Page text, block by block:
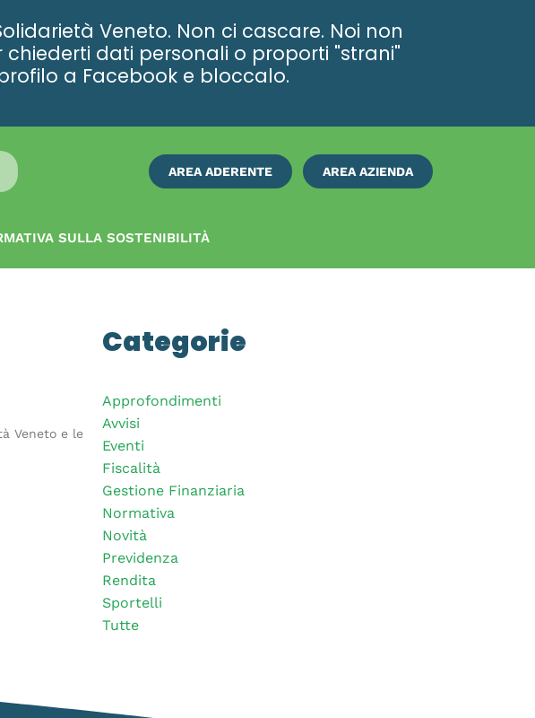
Veneto. Non ci cascare. Noi non
dati personali o proporti "strani"
a Facebook e bloccalo.
AREA ADERENTE AREA AZIENDA
SULLA SOSTENIBILITÀ
ISCRIVITI
Veneto e le
Categorie
Approfondimenti
Avvisi
Eventi
Fiscalità
Gestione Finanziaria
Normativa
Novità
Previdenza
Rendita
Sportelli
Tutte